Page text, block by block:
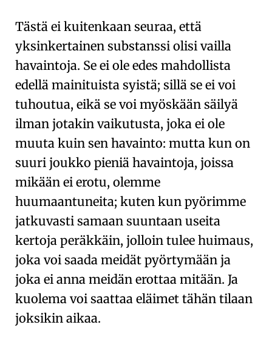
Tästä ei kuitenkaan seuraa, että
yksinkertainen substanssi olisi vailla
havaintoja. Se ei ole edes mahdollista
edellä mainituista syistä; sillä se ei voi
tuhoutua, eikä se voi myöskään säilyä
ilman jotakin vaikutusta, joka ei ole
muuta kuin sen havainto: mutta kun on
suuri joukko pieniä havaintoja, joissa
mikään ei erotu, olemme
huumaantuneita; kuten kun pyörimme
jatkuvasti samaan suuntaan useita
kertoja peräkkäin, jolloin tulee huimaus,
joka voi saada meidät pyörtymään ja
joka ei anna meidän erottaa mitään. Ja
kuolema voi saattaa eläimet tähän tilaan
joksikin aikaa.